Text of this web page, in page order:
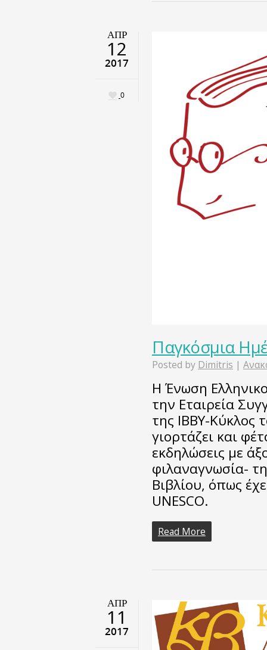
ΑΠΡ
12
2017
0
Παγκόσμια
Posted by Dimitris |
Η Ένωση
την Εταιρεία
της ΙΒΒΥ-Κύκλος
γιορτάζει και
εκδηλώσεις με
φιλαναγνωσία-
Βιβλίου, όπως
UNESCO.
Read More
ΑΠΡ
11
2017